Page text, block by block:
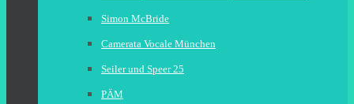
Simon McBride
Camerata Vocale München
Seiler und Speer 25
PÄM